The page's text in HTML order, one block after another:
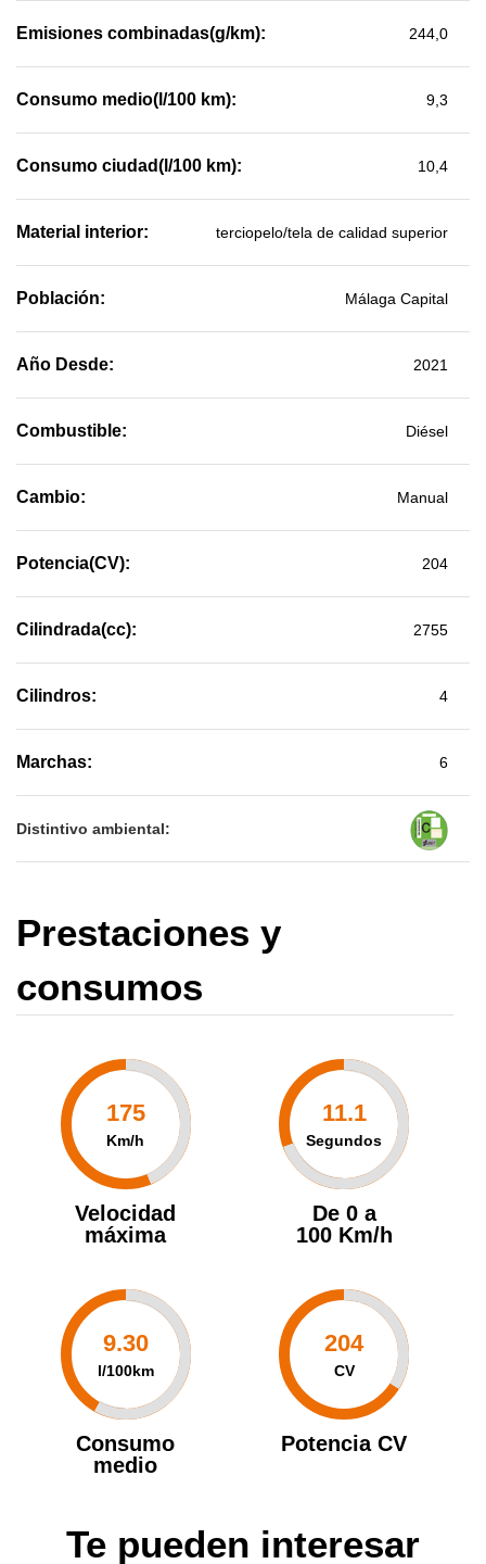
Emisiones combinadas(g/km): 244,0
Consumo medio(l/100 km): 9,3
Consumo ciudad(l/100 km): 10,4
Material interior: terciopelo/tela de calidad superior
Población: Málaga Capital
Año Desde: 2021
Combustible: Diésel
Cambio: Manual
Potencia(CV): 204
Cilindrada(cc): 2755
Cilindros: 4
Marchas: 6
Distintivo ambiental:
Prestaciones y
consumos
175
Km/h
Velocidad
máxima
11.1
Segundos
De 0 a
100 Km/h
9.30
l/100km
Consumo
medio
204
CV
Potencia CV
Te pueden interesar